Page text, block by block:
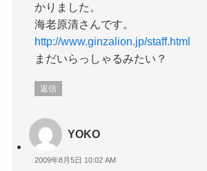
かりました。
海老原清さんです。
http://www.ginzalion.jp/staff.html
まだいらっしゃるみたい？
返信
YOKO
2009年8月5日 10:02 AM